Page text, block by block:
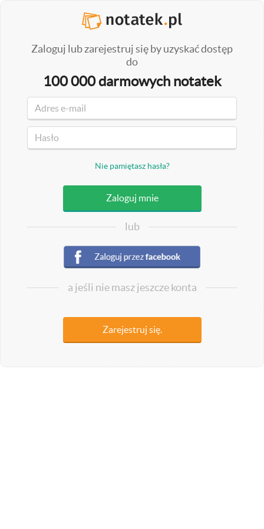
Zaloguj lub zarejestruj się by uzyskać dostęp
do
100 000 darmowych notatek
Nie pamiętasz hasła?
lub
a jeśli nie masz jeszcze konta
Zarejestruj się.